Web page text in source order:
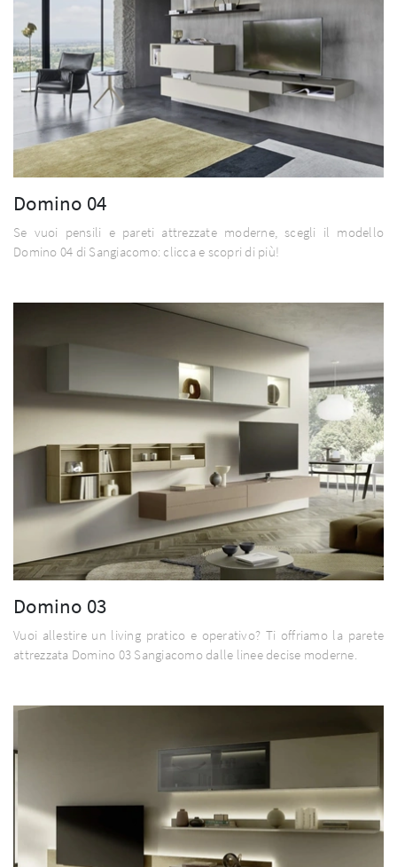
Domino 04
Se vuoi pensili e pareti attrezzate moderne, scegli il modello
Domino 04 di Sangiacomo: clicca e scopri di più!
Domino 03
Vuoi allestire un living pratico e operativo? Ti offriamo la parete
attrezzata Domino 03 Sangiacomo dalle linee decise moderne.